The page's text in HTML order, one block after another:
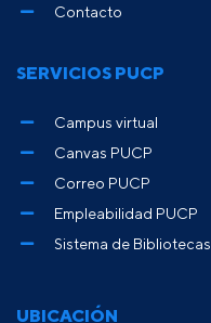
UBICACIÓN
Contacto
SERVICIOS PUCP
Campus virtual
Canvas PUCP
Correo PUCP
Empleabilidad PUCP
Sistema de Bibliotecas